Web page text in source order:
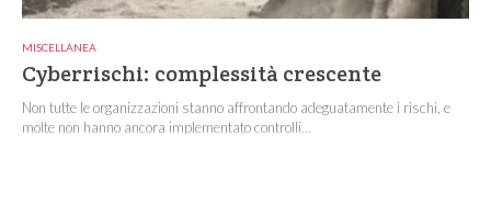
MISCELLANEA
Cyberrischi: complessità crescente
Non tutte le organizzazioni stanno affrontando adeguatamente i rischi, e
molte non hanno ancora implementato controlli...